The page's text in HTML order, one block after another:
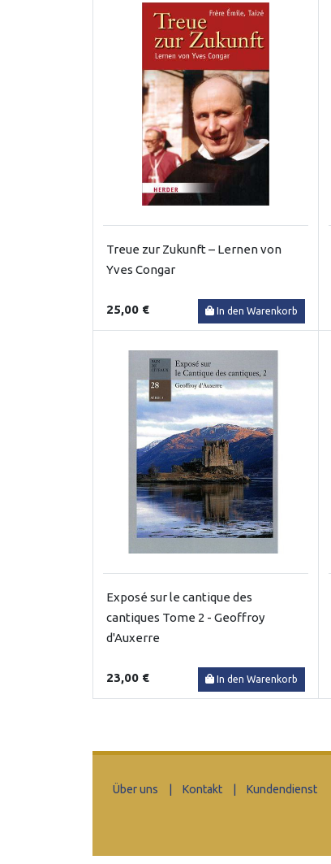
Treue zur Zukunft – Lernen von
Yves Congar
25,00 € In den Warenkorb
Exposé sur le cantique des
cantiques Tome 2 - Geoffroy
d'Auxerre
23,00 € In den Warenkorb
Über uns | Kontakt | Kundendienst